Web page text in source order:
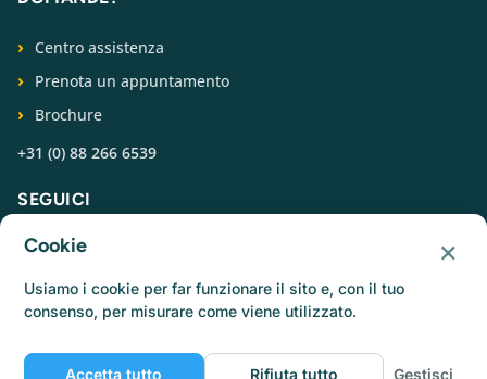
Centro assistenza
Prenota un appuntamento
Brochure
+31 (0) 88 266 6539
SEGUICI
© Catermonkey
Cookie ×
Usiamo i cookie per far funzionare il sito e, con il tuo
consenso, per misurare come viene utilizzato.
Accetta tutto Rifiuta tutto Gestisci